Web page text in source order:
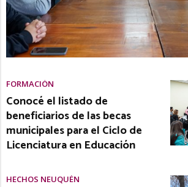
FORMACIÓN
Conocé el listado de
beneficiarios de las becas
municipales para el Ciclo de
Licenciatura en Educación
HECHOS NEUQUÉN